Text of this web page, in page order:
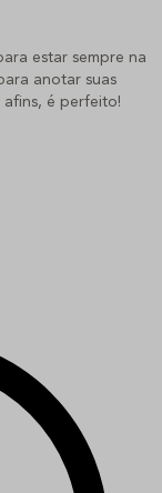
estar sempre na
anotar suas
afins, é perfeito!